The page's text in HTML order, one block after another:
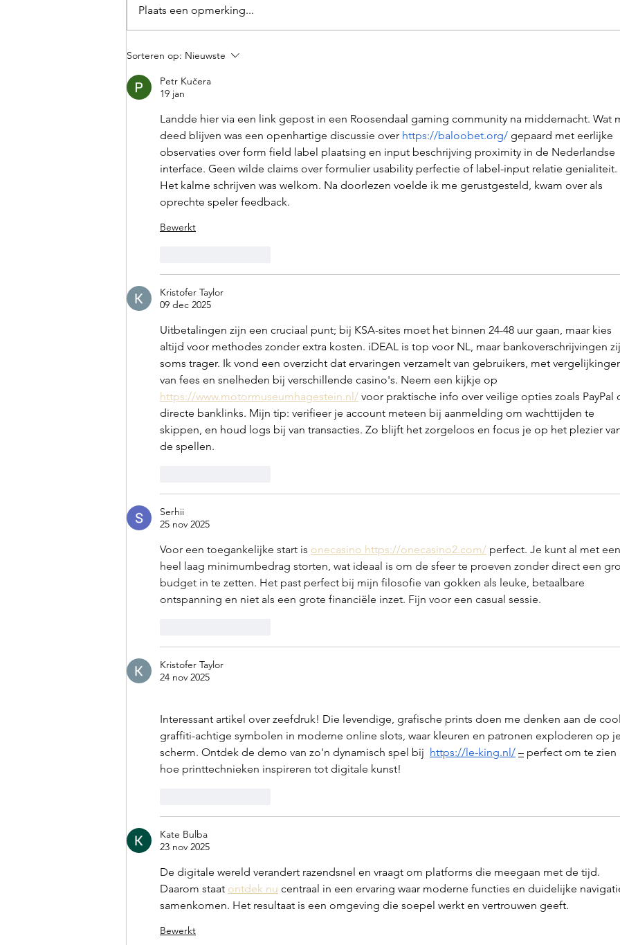
Branding door ons grafisch
Plaats een opmerking...
Sorteren op: Nieuwste
Petr Kučera
19 jan
Landde hier via een link gepost in een Roosendaal gaming community na middernacht. Wat
deed blijven was een openhartige discussie over https://baloobet.org/ gepaard met eerlijke
observaties over form field label plaatsing en input beschrijving proximity in de Nederlandse
interface. Geen wilde claims over formulier usability perfectie of label-input relatie genialiteit.
Het kalme schrijven was welkom. Na doorlezen voelde ik me gerustgesteld, kwam over als
oprechte speler feedback.
Bewerkt
Kristofer Taylor
09 dec 2025
Uitbetalingen zijn een cruciaal punt; bij KSA-sites moet het binnen 24-48 uur gaan, maar kies
altijd voor methodes zonder extra kosten. iDEAL is top voor NL, maar bankoverschrijvingen
soms trager. Ik vond een overzicht dat ervaringen verzamelt van gebruikers, met
van fees en snelheden bij verschillende casino's. Neem een kijkje op
https://www.motormuseumhagestein.nl/ voor praktische info over veilige opties zoals PayPal
directe banklinks. Mijn tip: verifieer je account meteen bij aanmelding om wachttijden te
skippen, en houd logs bij van transacties. Zo blijft het zorgeloos en focus je op het plezier
de spellen.
Serhii
25 nov 2025
Voor een toegankelijke start is onecasino https://onecasino2.com/ perfect. Je kunt al met een
heel laag minimumbedrag storten, wat ideaal is om de sfeer te proeven zonder direct een
budget in te zetten. Het past perfect bij mijn filosofie van gokken als leuke, betaalbare
ontspanning en niet als een grote financiële inzet. Fijn voor een casual sessie.
Kristofer Taylor
24 nov 2025
Interessant artikel over zeefdruk! Die levendige, grafische prints doen me denken aan de
graffiti-achtige symbolen in moderne online slots, waar kleuren en patronen exploderen op je
scherm. Ontdek de demo van zo'n dynamisch spel bij https://le-king.nl/ – perfect om te zien
hoe printtechnieken inspireren tot digitale kunst!
Kate Bulba
23 nov 2025
De digitale wereld verandert razendsnel en vraagt om platforms die meegaan met de tijd.
Daarom staat ontdek nu centraal in een ervaring waar moderne functies en duidelijke
samenkomen. Het resultaat is een omgeving die soepel werkt en vertrouwen geeft.
Bewerkt